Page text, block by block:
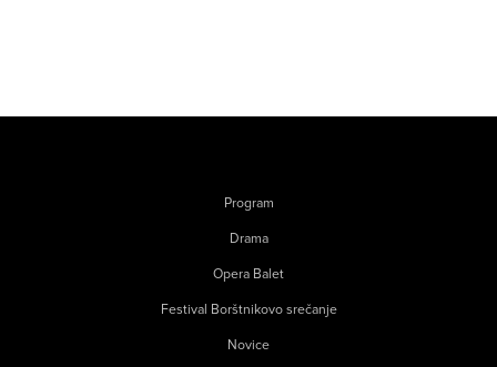
Program
Drama
Opera Balet
Festival Borštnikovo srečanje
Novice